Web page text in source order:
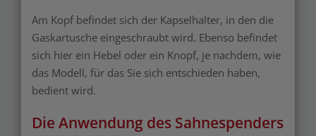
Am Kopf befindet sich der Kapselhalter, in den die
Gaskartusche eingeschraubt wird. Ebenso befindet
sich hier ein Hebel oder ein Knopf, je nachdem, wie
das Modell, für das Sie sich entschieden haben,
bedient wird.
Die Anwendung des Sahnespenders